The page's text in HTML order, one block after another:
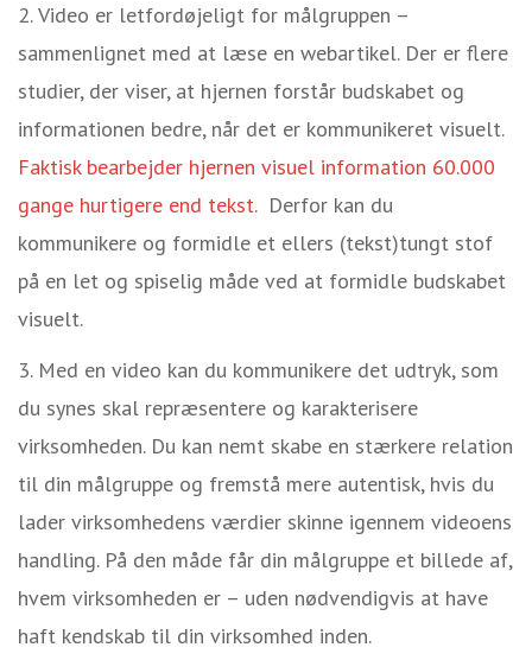
Video er letfordøjeligt for målgruppen –
sammenlignet med at læse en webartikel. Der er flere
studier, der viser, at hjernen forstår budskabet og
informationen bedre, når det er kommunikeret visuelt.
Faktisk bearbejder hjernen visuel information 60.000
gange hurtigere end tekst. Derfor kan du
kommunikere og formidle et ellers (tekst)tungt stof
på en let og spiselig måde ved at formidle budskabet
visuelt.
Med en video kan du kommunikere det udtryk, som
du synes skal repræsentere og karakterisere
virksomheden. Du kan nemt skabe en stærkere relation
til din målgruppe og fremstå mere autentisk, hvis du
lader virksomhedens værdier skinne igennem videoens
handling. På den måde får din målgruppe et billede af,
hvem virksomheden er – uden nødvendigvis at have
haft kendskab til din virksomhed inden.